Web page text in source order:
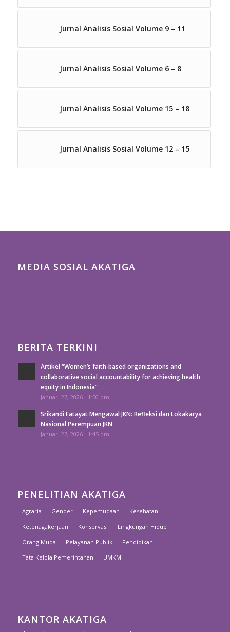
Jurnal Analisis Sosial Volume 9 – 11
Jurnal Analisis Sosial Volume 6 – 8
Jurnal Analisis Sosial Volume 15 – 18
Jurnal Analisis Sosial Volume 12 – 15
MEDIA SOSIAL AKATIGA
BERITA TERKINI
Artikel “Women’s faith-based organizations and
collaborative social accountability for achieving health
equity in Indonesia”
Januari 27, 2026 - 1:50 pm
Srikandi Fatayat Mengawal JKN: Refleksi dan Lokakarya
Nasional Perempuan JKN
Januari 27, 2026 - 1:45 pm
PENELITIAN AKATIGA
Agraria Gender Kepemudaan
Kesehatan
Ketenagakerjaan
Konservasi
Lingkungan Hidup
Orang Muda
Pelayanan Publik
Pendidikan
Tata Kelola Pemerintahan
UMKM
KANTOR AKATIGA